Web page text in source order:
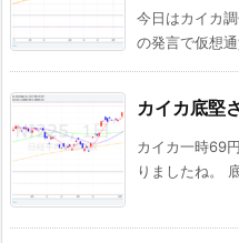
今日はカイカ
の発言で仮想
カイカ底堅
カイカ一時69
りましたね。